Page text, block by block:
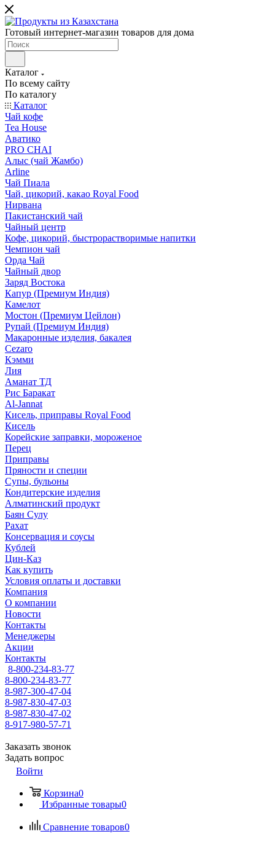
Готовый интернет-магазин товаров для дома
Каталог
По всему сайту
По каталогу
Каталог
Чай кофе
Tea House
Аватико
PRO CHAI
Алыс (чай Жамбо)
Arline
Чай Пиала
Чай, цикорий, какао Royal Food
Нирвана
Пакистанский чай
Чайный центр
Кофе, цикорий, быстрорастворимые напитки
Чемпион чай
Орда Чай
Чайный двор
Заряд Востока
Капур (Премиум Индия)
Камелот
Мостон (Премиум Цейлон)
Рупай (Премиум Индия)
Макаронные изделия, бакалея
Cezaro
Кэмми
Лия
Аманат ТД
Рис Баракат
Al-Jannat
Кисель, приправы Royal Food
Кисель
Корейские заправки, мороженое
Перец
Приправы
Пряности и специи
Супы, бульоны
Кондитерские изделия
Алматинский продукт
Баян Сулу
Рахат
Консервация и соусы
Кублей
Цин-Каз
Как купить
Условия оплаты и доставки
Компания
О компании
Новости
Контакты
Менеджеры
Акции
Контакты
8-800-234-83-77
8-800-234-83-77
8-987-300-47-04
8-987-830-47-03
8-987-830-47-02
8-917-980-57-71
Заказать звонок
Задать вопрос
Войти
Корзина0
Избранные товары0
Сравнение товаров0